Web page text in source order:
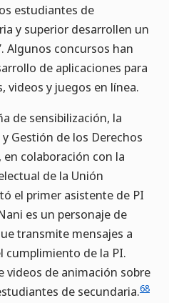
estudiantes de
y superior desarrollen un
Algunos concursos han
de aplicaciones para
videos y juegos en línea.
de sensibilización, la
Gestión de los Derechos
colaboración con la
de la Unión
el primer asistente de PI
es un personaje de
transmite mensajes a
cumplimiento de la PI.
videos de animación sobre
de secundaria.68